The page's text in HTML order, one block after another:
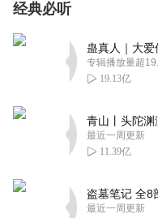
经典必听
专辑播放量超
19.13亿
最近一周更新
11.39亿
最近一周更新